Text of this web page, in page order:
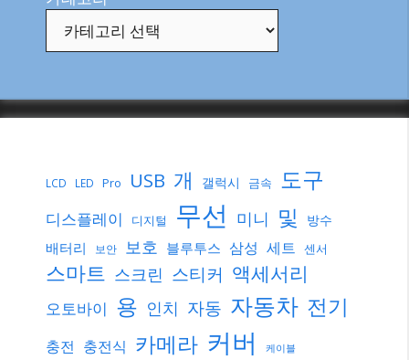
LCD LED Pro USB 개 갤럭시 금속 도구
디스플레이 디지털 무선 미니 및 방수
배터리 보안 보호 블루투스 삼성 세트 센서
스마트 스크린 스티커 액세서리
오토바이 용 인치 자동 자동차 전기
충전 충전식 카메라 커버 케이블